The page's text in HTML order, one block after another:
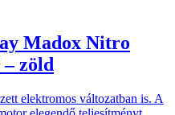
Madox Nitro
zöld
elektromos változatban is. A